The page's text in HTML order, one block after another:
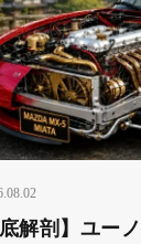
底解剖】ユー